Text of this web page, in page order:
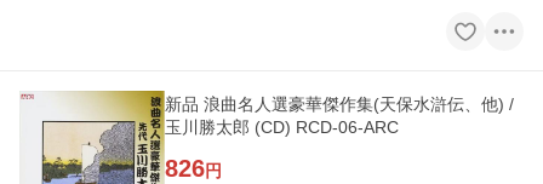
新品 浪曲名人選豪華傑作集(天保水滸伝、他) /
玉川勝太郎 (CD) RCD-06-ARC
826円